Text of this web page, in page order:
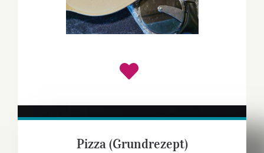
Pizza (Grundrezept)